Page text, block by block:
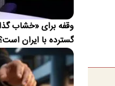
این گزارش به روز
اطلاعات تازه
برخی منابع عربی
کردند.
وقفه برای «خشاب
گسترده با ایران